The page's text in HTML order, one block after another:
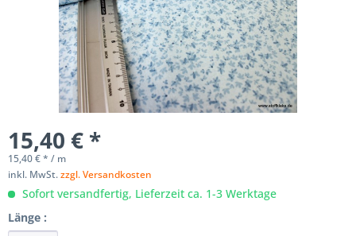
15,40 € *
15,40 € * / m
inkl. MwSt.zzgl. Versandkosten
Sofort versandfertig, Lieferzeit ca. 1-3 Werktage
Länge :